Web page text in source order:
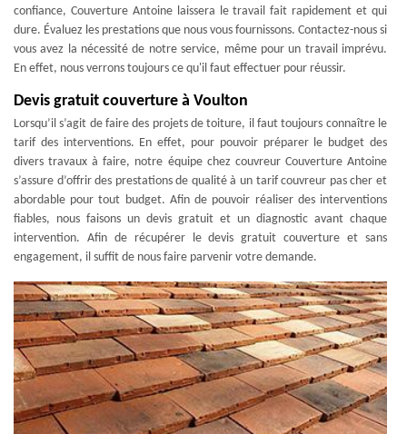
confiance, Couverture Antoine laissera le travail fait rapidement et qui
dure. Évaluez les prestations que nous vous fournissons. Contactez-nous si
vous avez la nécessité de notre service, même pour un travail imprévu.
En effet, nous verrons toujours ce qu'il faut effectuer pour réussir.
Devis gratuit couverture à Voulton
Lorsqu’il s’agit de faire des projets de toiture, il faut toujours connaître le
tarif des interventions. En effet, pour pouvoir préparer le budget des
divers travaux à faire, notre équipe chez couvreur Couverture Antoine
s’assure d’offrir des prestations de qualité à un tarif couvreur pas cher et
abordable pour tout budget. Afin de pouvoir réaliser des interventions
fiables, nous faisons un devis gratuit et un diagnostic avant chaque
intervention. Afin de récupérer le devis gratuit couverture et sans
engagement, il suffit de nous faire parvenir votre demande.